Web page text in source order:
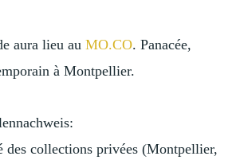
aura lieu auMO.CO. Panacée,
à Montpellier.
collections privées (Montpellier,